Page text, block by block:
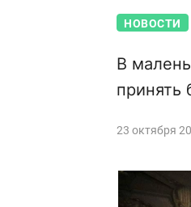
НОВОСТИ
В
принять
23 октября